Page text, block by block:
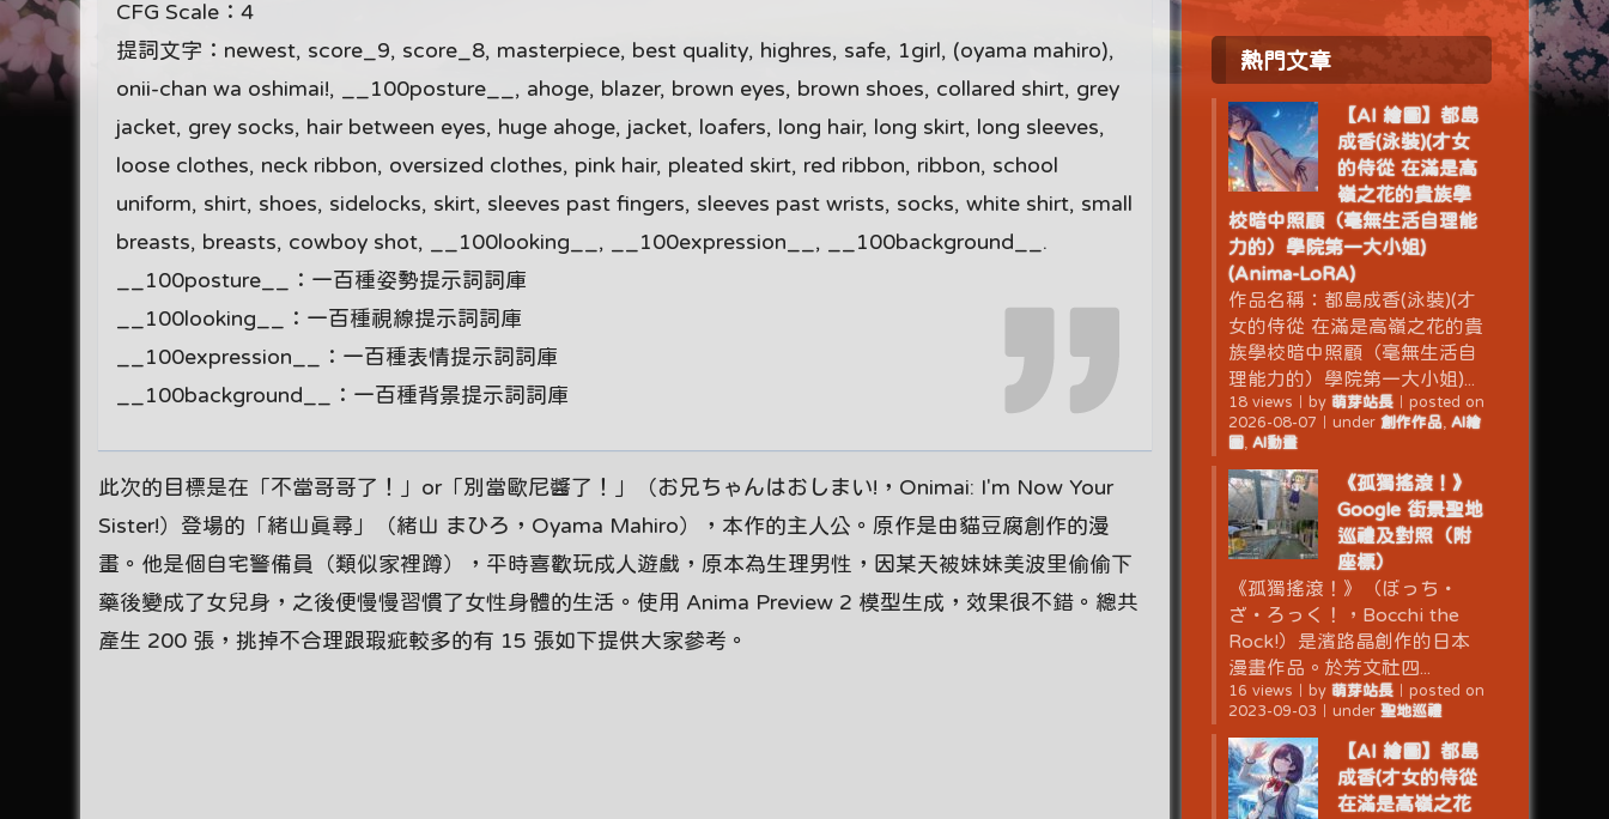
CFG Scale：4
提詞文字：newest, score_9, score_8, masterpiece, best quality, highres, safe, 1girl, (oyama mahiro),
onii-chan wa oshimai!, __100posture__, ahoge, blazer, brown eyes, brown shoes, collared shirt, grey
jacket, grey socks, hair between eyes, huge ahoge, jacket, loafers, long hair, long skirt, long sleeves,
loose clothes, neck ribbon, oversized clothes, pink hair, pleated skirt, red ribbon, ribbon, school
uniform, shirt, shoes, sidelocks, skirt, sleeves past fingers, sleeves past wrists, socks, white shirt, small
breasts, breasts, cowboy shot, __100looking__, __100expression__, __100background__.
__100posture__：一百種姿勢提示詞詞庫
__100looking__：一百種視線提示詞詞庫
__100expression__：一百種表情提示詞詞庫
__100background__：一百種背景提示詞詞庫
此次的目標是在「不當哥哥了！」or「別當歐尼醬了！」（お兄ちゃんはおしまい!，Onimai: I'm Now Your
Sister!）登場的「緒山真尋」（緒山 まひろ，Oyama Mahiro），本作的主人公。原作是由貓豆腐創作的漫
畫。他是個自宅警備員（類似家裡蹲），平時喜歡玩成人遊戲，原本為生理男性，因某天被妹妹美波里偷偷下
藥後變成了女兒身，之後便慢慢習慣了女性身體的生活。使用 Anima Preview 2 模型生成，效果很不錯。總共
產生 200 張，挑掉不合理跟瑕疵較多的有 15 張如下提供大家參考。
熱門文章
【AI 繪圖】都島
成香(泳裝)(才女
的侍從 在滿是高
嶺之花的貴族學
校暗中照顧（毫無生活自理能
力的）學院第一大小姐)
(Anima-LoRA)
作品名稱：都島成香(泳裝)(才
女的侍從 在滿是高嶺之花的貴
族學校暗中照顧（毫無生活自
理能力的）學院第一大小姐)...
18 views by 萌芽站長｜ posted on
2026-08-07
under 創作作品, AI繪
圖, AI動畫
《孤獨搖滾！》
Google 街景聖地
巡禮及對照（附
座標）
《孤獨搖滾！》（ぼっち・
ざ・ろっく！，Bocchi the
Rock!）是濱路晶創作的日本
漫畫作品。於芳文社四...
16 views by 萌芽站長｜ posted on
2023-09-03
under 聖地巡禮
【AI 繪圖】都島
成香(才女的侍從
在滿是高嶺之花